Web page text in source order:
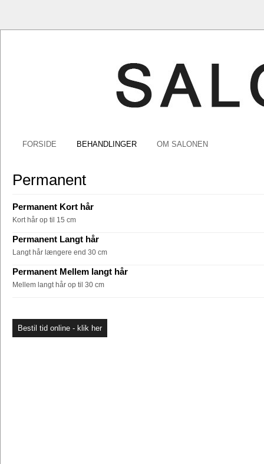
FORSIDE BEHANDLINGER OM SALONEN
Permanent
Permanent Kort hår
Kort hår op til 15 cm
Permanent Langt hår
Langt hår længere end 30 cm
Permanent Mellem langt hår
Mellem langt hår op til 30 cm
Bestil tid online - klik her